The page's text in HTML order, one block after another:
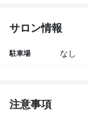
サロン情報
駐車場 なし
注意事項